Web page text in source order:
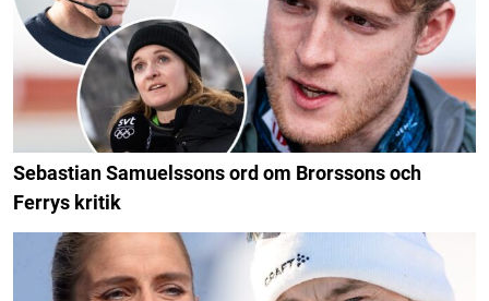
Sebastian Samuelssons ord om Brorssons och
Ferrys kritik